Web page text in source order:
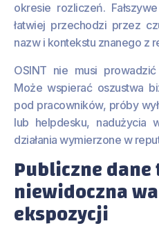
okresie rozliczeń.
łatwiej przechodzi przez
nazw i kontekstu znanego z
OSINT nie musi
Może wspierać oszustwa
pod pracowników, próby
lub helpdesku, nadużycia
działania wymierzone w
Publiczne
niewidoczna
ekspozycji